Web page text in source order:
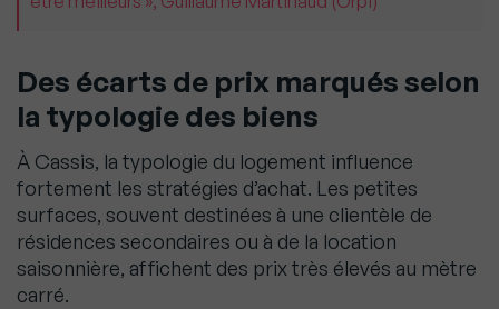
Des écarts de prix marqués selon
la typologie des biens
À Cassis, la typologie du logement influence
fortement les stratégies d’achat. Les petites
surfaces, souvent destinées à une clientèle de
résidences secondaires ou à de la location
saisonnière, affichent des prix très élevés au mètre
carré.